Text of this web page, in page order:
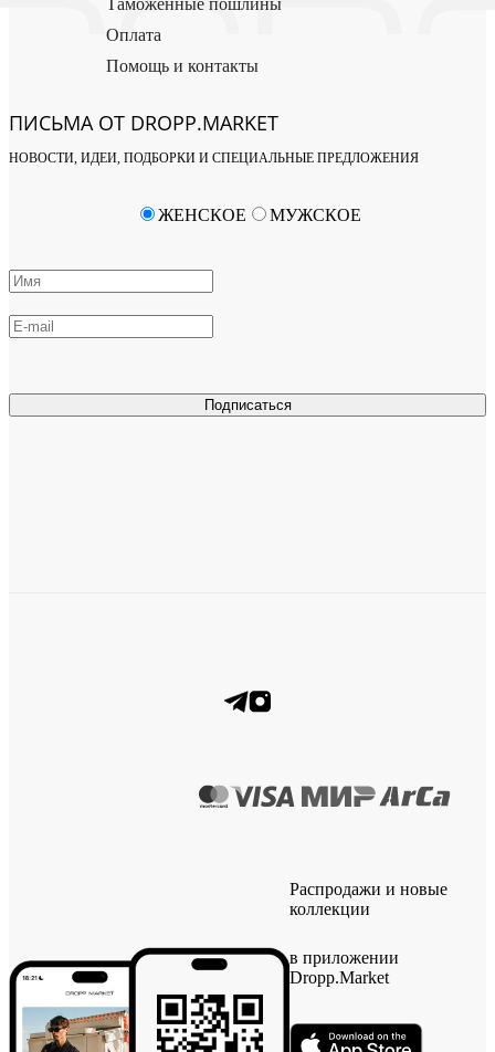
Таможенные пошлины
Оплата
Помощь и контакты
ПИСЬМА ОТ DROPP.MARKET
НОВОСТИ, ИДЕИ, ПОДБОРКИ И СПЕЦИАЛЬНЫЕ ПРЕДЛОЖЕНИЯ
Подписаться
ЖЕНСКОЕ МУЖСКОЕ
Распродажи и новые
коллекции
в приложении
Dropp.Market